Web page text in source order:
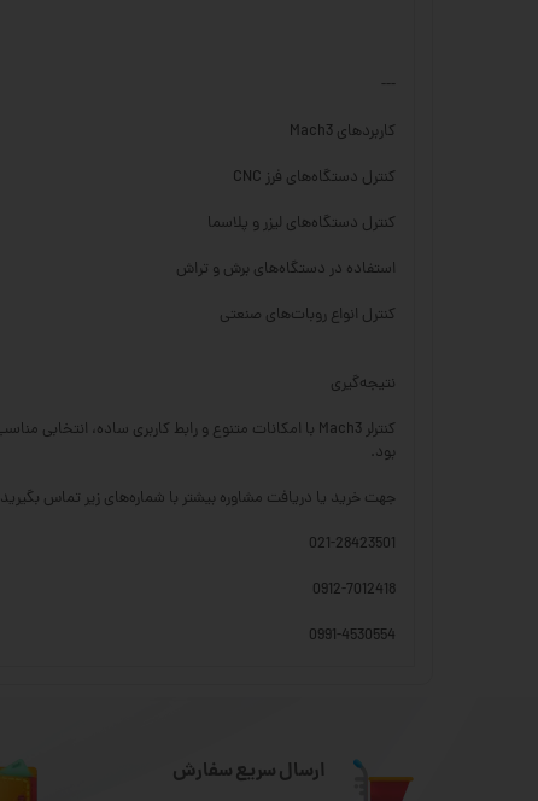
---
کاربردهای Mach3
کنترل دستگاه‌های فرز CNC
کنترل دستگاه‌های لیزر و پلاسما
استفاده در دستگاه‌های برش و تراش
کنترل انواع روبات‌های صنعتی
نتیجه‌گیری
بود.
جهت خرید یا دریافت مشاوره بیشتر با شماره‌های زیر تماس بگیرید:
021-28423501
0912-7012418
0991-4530554
ارسال سریع سفارش